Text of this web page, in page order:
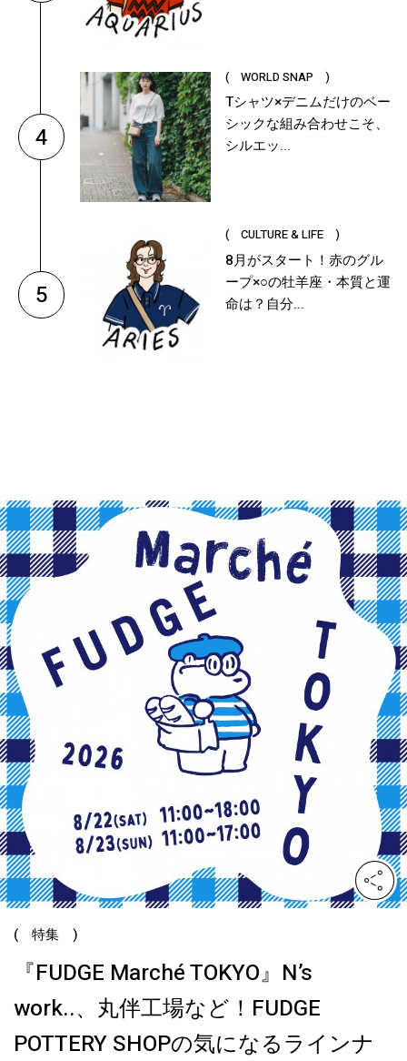
4
( WORLD SNAP )
Tシャツ×デニムだけのベー
シックな組み合わせこそ、
シルエッ...
5
( CULTURE & LIFE )
8月がスタート！赤のグル
ープ×○の牡羊座・本質と運
命は？自分...
( 特集 )
『FUDGE Marché TOKYO』N’s
work..、丸伴工場など！FUDGE
POTTERY SHOPの気になるラインナ